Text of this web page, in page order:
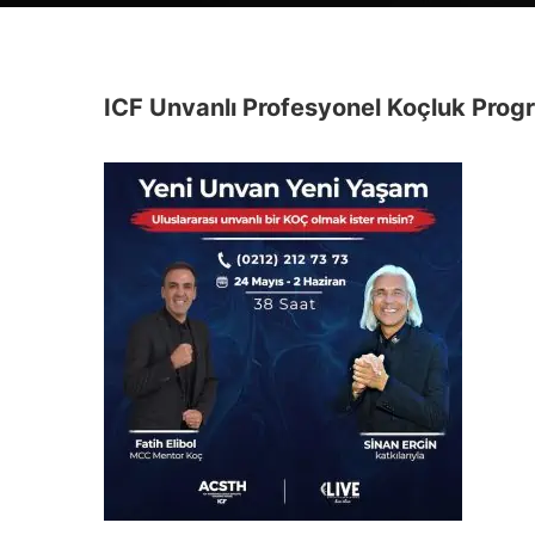
ICF Unvanlı Profesyonel Koçluk